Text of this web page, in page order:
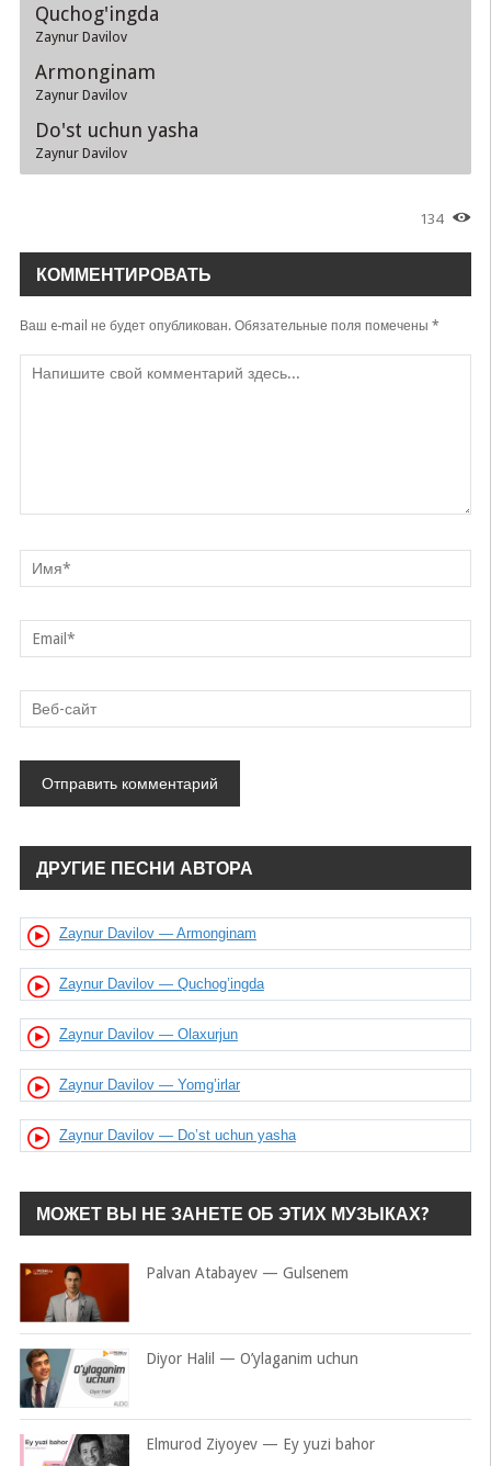
Quchog'ingda
Zaynur Davilov
Armonginam
Zaynur Davilov
Do'st uchun yasha
Zaynur Davilov
134
КОММЕНТИРОВАТЬ
Ваш e-mail не будет опубликован.Обязательные поля помечены *
ДРУГИЕ ПЕСНИ АВТОРА
Zaynur Davilov — Armonginam
Zaynur Davilov — Quchog’ingda
Zaynur Davilov — Olaxurjun
Zaynur Davilov — Yomg’irlar
Zaynur Davilov — Do’st uchun yasha
МОЖЕТ ВЫ НЕ ЗАНЕТЕ ОБ ЭТИХ МУЗЫКАХ?
Palvan Atabayev — Gulsenem
Diyor Halil — O’ylaganim uchun
Elmurod Ziyoyev — Ey yuzi bahor